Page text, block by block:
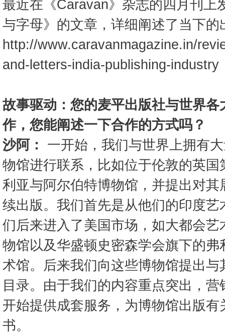
最近在《Caravan》杂志的四月刊上
与字母》的文章，详细阐述了当下的
http://www.caravanmagazine.in/
and-letters-india-publishing-industry
故事驱动：您的麦平出版社与世界
作，您能阐述一下合作的方式吗？
沙阿：
一开始，我们与世界上拥有
物馆进行联系，比如位于伦敦的英
利亚与阿尔伯特博物馆，并提出对
续出版。我们首先是从他们的印度
们后来进入了美国市场，如大都会
物馆以及华盛顿史密森学会旗下的
术馆。后来我们向这些博物馆提出
目录。由于我们的内容重点突出，
开始提供成套服务，为博物馆出版
书。